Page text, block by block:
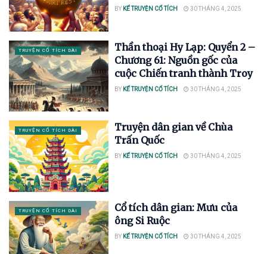
BY KỂ TRUYỆN CỔ TÍCH 30 THÁNG 4, 2025
TRUYỆN CỔ TÍCH DÀI
Thần thoại Hy Lạp: Quyển 2 –
Chương 61: Nguồn gốc của
cuộc Chiến tranh thành Troy
BY KỂ TRUYỆN CỔ TÍCH 30 THÁNG 4, 2025
TRUYỆN CỔ TÍCH DÀI
Truyện dân gian về Chùa
Trấn Quốc
BY KỂ TRUYỆN CỔ TÍCH 30 THÁNG 4, 2025
TRUYỆN CỔ TÍCH DÀI
Cổ tích dân gian: Mưu của
ông Si Ruộc
BY KỂ TRUYỆN CỔ TÍCH 30 THÁNG 4, 2025